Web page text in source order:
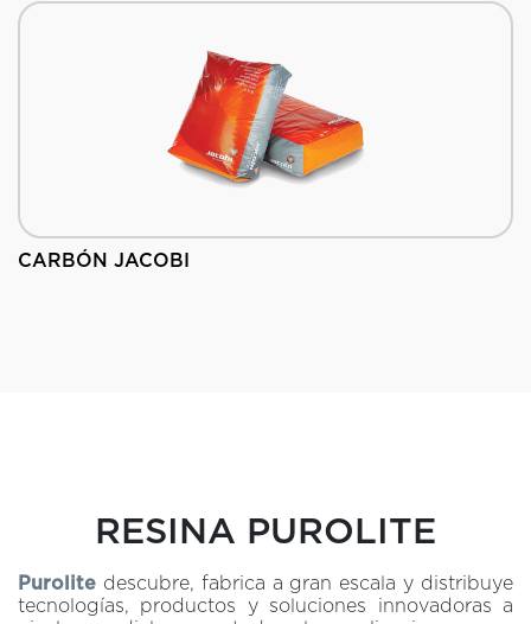
CARBÓN JACOBI
RESINA PUROLITE
Purolite descubre, fabrica a gran escala y distribuye
tecnologías, productos y soluciones innovadoras a